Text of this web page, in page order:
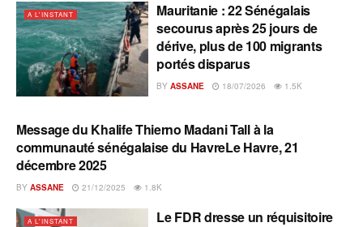
A L'INSTANT
Mauritanie : 22 Sénégalais
secourus après 25 jours de
dérive, plus de 100 migrants
portés disparus
BY ASSANE 18/07/2026 1.5K
A L'INSTANT
Message du Khalife Thierno Madani Tall à la
communauté sénégalaise du HavreLe Havre, 21
décembre 2025
BY ASSANE 21/12/2025 1.8K
A L'INSTANT
Le FDR dresse un réquisitoire